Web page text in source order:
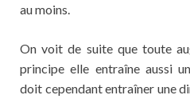
au moins.
On voit de suite que toute
principe elle entraîne aussi
doit cependant entraîner une